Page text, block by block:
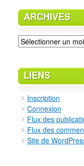
ARCHIVES
Archives
LIENS
Inscription
Connexion
Flux des
Flux des
Site de